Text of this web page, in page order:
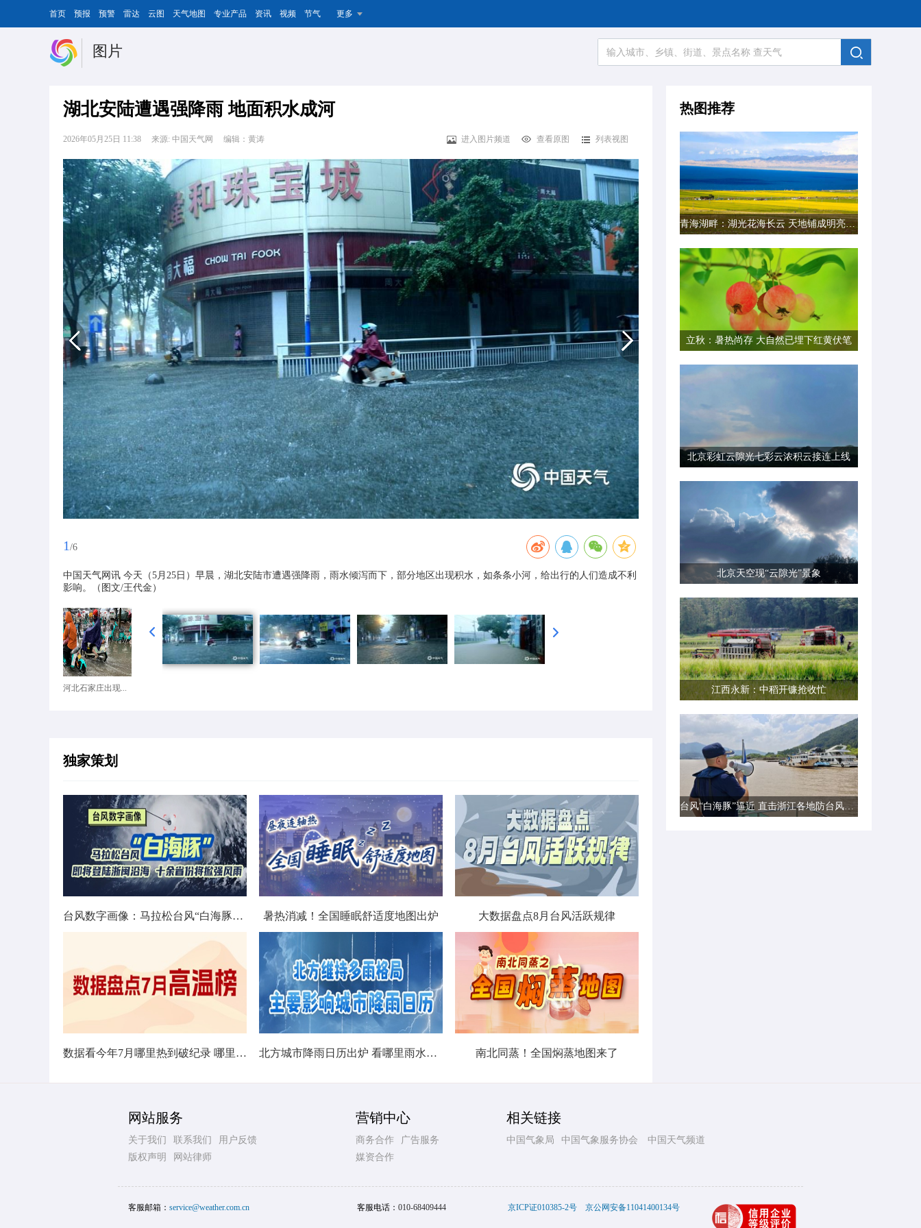
首页 预报 预警 雷达 云图 天气地图 专业产品 资讯 视频 节气 更多
图片
湖北安陆遭遇强降雨 地面积水成河
2026年05月25日 11:38 来源: 中国天气网 编辑：黄涛 进入图片频道 查看原图 列表视图
1 /6
中国天气网讯 今天（5月25日）早晨，湖北安陆市遭遇强降雨，雨水倾泻而下，部分地区出现积水，如条条小河，给出行的人们造成不利
影响。（图文/王代金）
河北石家庄出现...
独家策划
台风数字画像：马拉松台风“白海豚”将影响十余省份 暑热消减！全国睡眠舒适度地图出炉 大数据盘点8月台风活跃规律
数据看今年7月哪里热到破纪录 哪里暑热连轴转 北方城市降雨日历出炉 看哪里雨水超长待机 南北同蒸！全国焖蒸地图来了
热图推荐
青海湖畔：湖光花海长云 天地铺成明亮画卷
立秋：暑热尚存 大自然已埋下红黄伏笔
北京彩虹云隙光七彩云浓积云接连上线
北京天空现“云隙光”景象
江西永新：中稻开镰抢收忙
台风“白海豚”逼近 直击浙江各地防台风一线现场
网站服务
关于我们 联系我们
用户反馈
版权声明
网站律师
营销中心
商务合作
广告服务
媒资合作
相关链接
中国气象局 中国气象服务协会 中国天气频道
客服邮箱： service@weather.com.cn 客服电话： 010-68409444 京ICP证010385-2号 京公网安备11041400134号